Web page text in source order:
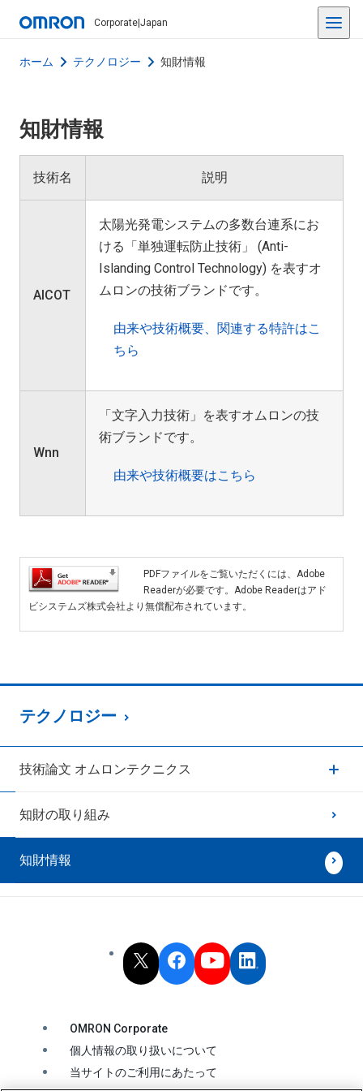
Corporate|Japan
ホーム テクノロジー 知財情報
知財情報
技術名 説明
AICOT
太陽光発電システムの多数台連系にお
ける「単独運転防止技術」 (Anti-
Islanding Control Technology) を表すオ
ムロンの技術ブランドです。
由来や技術概要、関連する特許はこ
ちら
Wnn
「文字入力技術」を表すオムロンの技
術ブランドです。
由来や技術概要はこちら
PDFファイルをご覧いただくには、Adobe
Readerが必要です。Adobe Readerはアド
ビシステムズ株式会社より無償配布されています。
テクノロジー
技術論文 オムロンテクニクス
知財の取り組み
知財情報
OMRON Corporate
個人情報の取り扱いについて
当サイトのご利用にあたって